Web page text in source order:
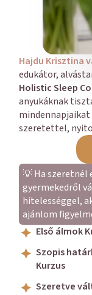
Hajdu Krisztina
edukátor,
Holistic Sleep
anyukáknak
szeretettel,
💡 Ha szeretnél
gyermekedről
hitelességgel,
ajánlom
Első álmok
Szopis
Kurzus
Szeretve